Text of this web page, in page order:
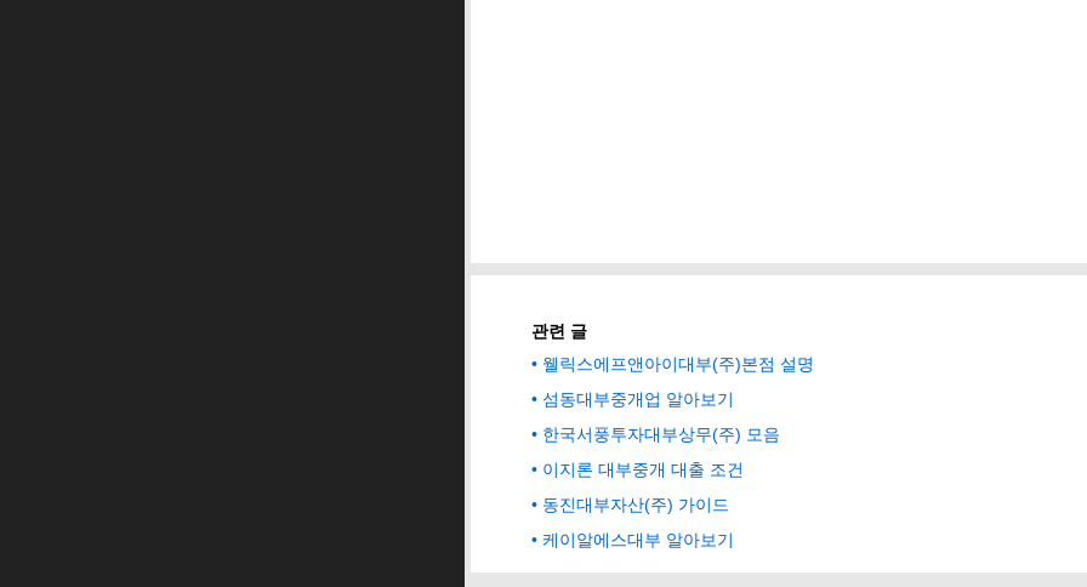
관련 글
웰릭스에프앤아이대부(주)본점 설명
섬동대부중개업 알아보기
한국서풍투자대부상무(주) 모음
이지론 대부중개 대출 조건
동진대부자산(주) 가이드
케이알에스대부 알아보기